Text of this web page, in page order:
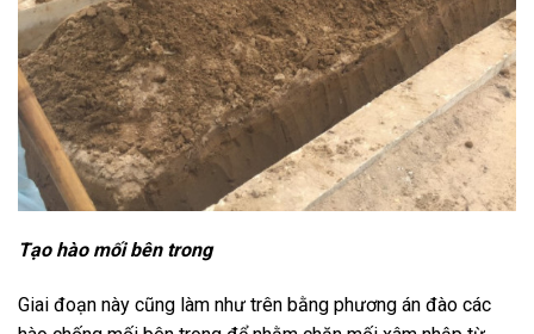
Tạo hào mối bên trong
Giai đoạn này cũng làm như trên bằng phương án đào các